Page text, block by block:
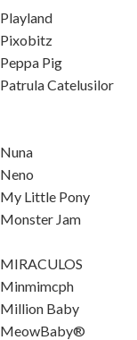
Playland
Pixobitz
Peppa Pig
Patrula Catelusilor
Nuna
Neno
My Little Pony
Monster Jam
MIRACULOS
Minmimcph
Million Baby
MeowBaby®